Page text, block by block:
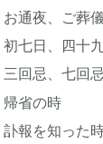
お通夜、ご葬
初七日、四十
三回忌、七回
帰省の時
訃報を知った